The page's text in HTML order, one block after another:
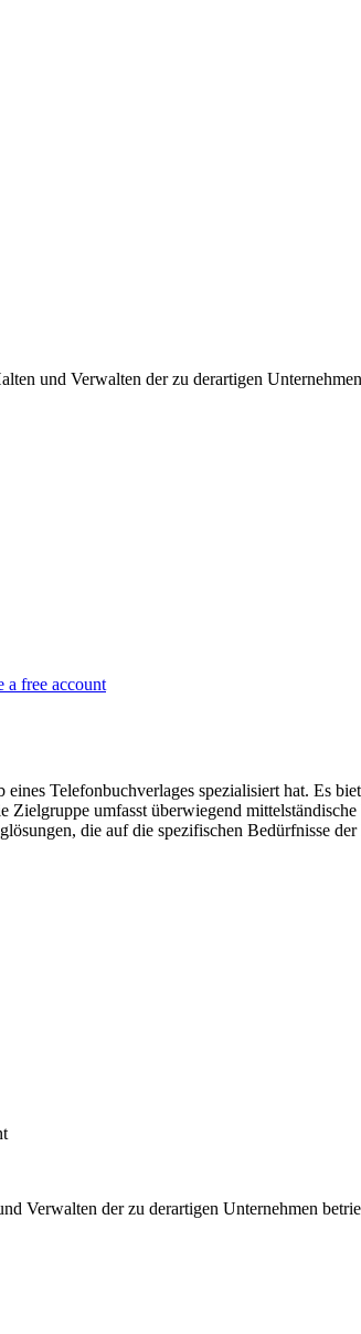
und Verwalten der zu derartigen
a free account
Telefonbuchverlages spezialisiert hat. Es
umfasst überwiegend
die auf die spezifischen Bedürfnisse
Verwalten der zu derartigen Unternehmen